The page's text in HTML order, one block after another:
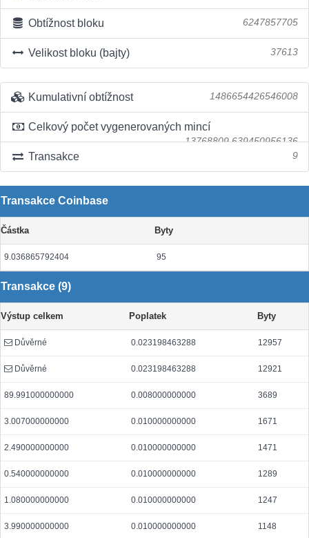
Obtížnost bloku 6247857705
Velikost bloku (bajty) 37613
Kumulativní obtížnost 1486654426546008
Celkový počet vygenerovaných mincí
13768809.639450956136
Transakce 9
Transakce Coinbase
Částka Byty
9.036865792404 95
Transakce (9)
Výstup celkem Poplatek Byty
Důvěrné 0.023198463288 12957
Důvěrné 0.023198463288 12921
89.991000000000 0.008000000000 3689
3.007000000000 0.010000000000 1671
2.490000000000 0.010000000000 1471
0.540000000000 0.010000000000 1289
1.080000000000 0.010000000000 1247
3.990000000000 0.010000000000 1148